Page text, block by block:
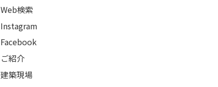
Web検索
Instagram
Facebook
ご紹介
建築現場